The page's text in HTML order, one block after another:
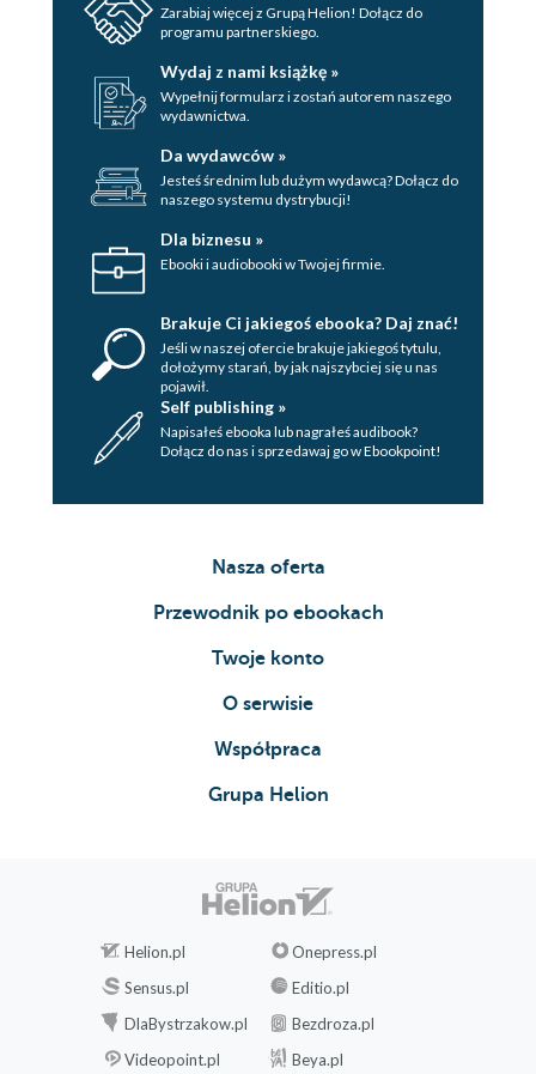
Zarabiaj więcej z Grupą Helion! Dołącz do
programu partnerskiego.
Wydaj z nami książkę »
Wypełnij formularz i zostań autorem naszego
wydawnictwa.
Da wydawców »
Jesteś średnim lub dużym wydawcą? Dołącz do
naszego systemu dystrybucji!
Dla biznesu »
Ebooki i audiobooki w Twojej firmie.
Brakuje Ci jakiegoś ebooka? Daj znać!
Jeśli w naszej ofercie brakuje jakiegoś tytulu,
dołożymy starań, by jak najszybciej się u nas
pojawił.
Self publishing »
Napisałeś ebooka lub nagrałeś audibook?
Dołącz do nas i sprzedawaj go w Ebookpoint!
Nasza oferta
Przewodnik po ebookach
Twoje konto
O serwisie
Współpraca
Grupa Helion
Helion.pl
Onepress.pl
Sensus.pl
Editio.pl
DlaBystrzakow.pl
Bezdroza.pl
Videopoint.pl
Beya.pl